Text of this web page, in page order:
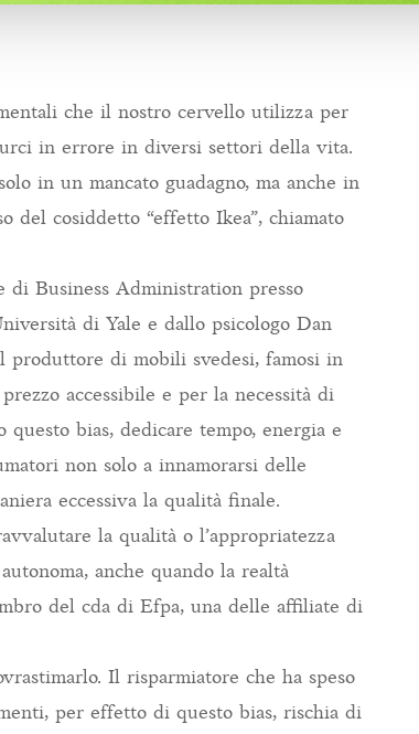
che il nostro cervello utilizza per
in errore in diversi settori della vita.
in un mancato guadagno, ma anche in
del cosiddetto “effetto Ikea”, chiamato
Business Administration presso
di Yale e dallo psicologo Dan
di mobili svedesi, famosi in
accessibile e per la necessità di
questo bias, dedicare tempo, energia e
non solo a innamorarsi delle
eccessiva la qualità finale.
la qualità o l’appropriatezza
anche quando la realtà
del cda di Efpa, una delle affiliate di
Il risparmiatore che ha speso
per effetto di questo bias, rischia di